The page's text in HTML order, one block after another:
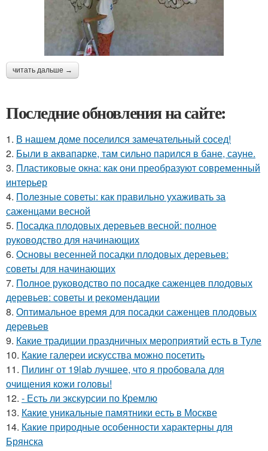
читать дальше →
Последние обновления на сайте:
1. В нашем доме поселился замечательный сосед!
2. Были в аквапарке, там сильно парился в бане, сауне.
3. Пластиковые окна: как они преобразуют современный
интерьер
4. Полезные советы: как правильно ухаживать за
саженцами весной
5. Посадка плодовых деревьев весной: полное
руководство для начинающих
6. Основы весенней посадки плодовых деревьев:
советы для начинающих
7. Полное руководство по посадке саженцев плодовых
деревьев: советы и рекомендации
8. Оптимальное время для посадки саженцев плодовых
деревьев
9. Какие традиции праздничных мероприятий есть в Туле
10. Какие галереи искусства можно посетить
11. Пилинг от 19lab лучшее, что я пробовала для
очищения кожи головы!
12. - Есть ли экскурсии по Кремлю
13. Какие уникальные памятники есть в Москве
14. Какие природные особенности характерны для
Брянска